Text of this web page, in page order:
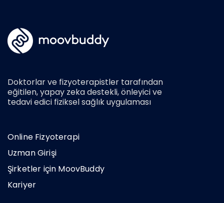
Doktorlar ve fizyoterapistler tarafından
eğitilen, yapay zeka destekli, önleyici ve
tedavi edici fiziksel sağlık uygulaması
Online Fizyoterapi
Uzman Girişi
Şirketler için MoovBuddy
Kariyer